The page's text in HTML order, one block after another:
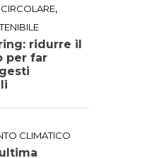
,
ridurre il
per far
CLIMATICO